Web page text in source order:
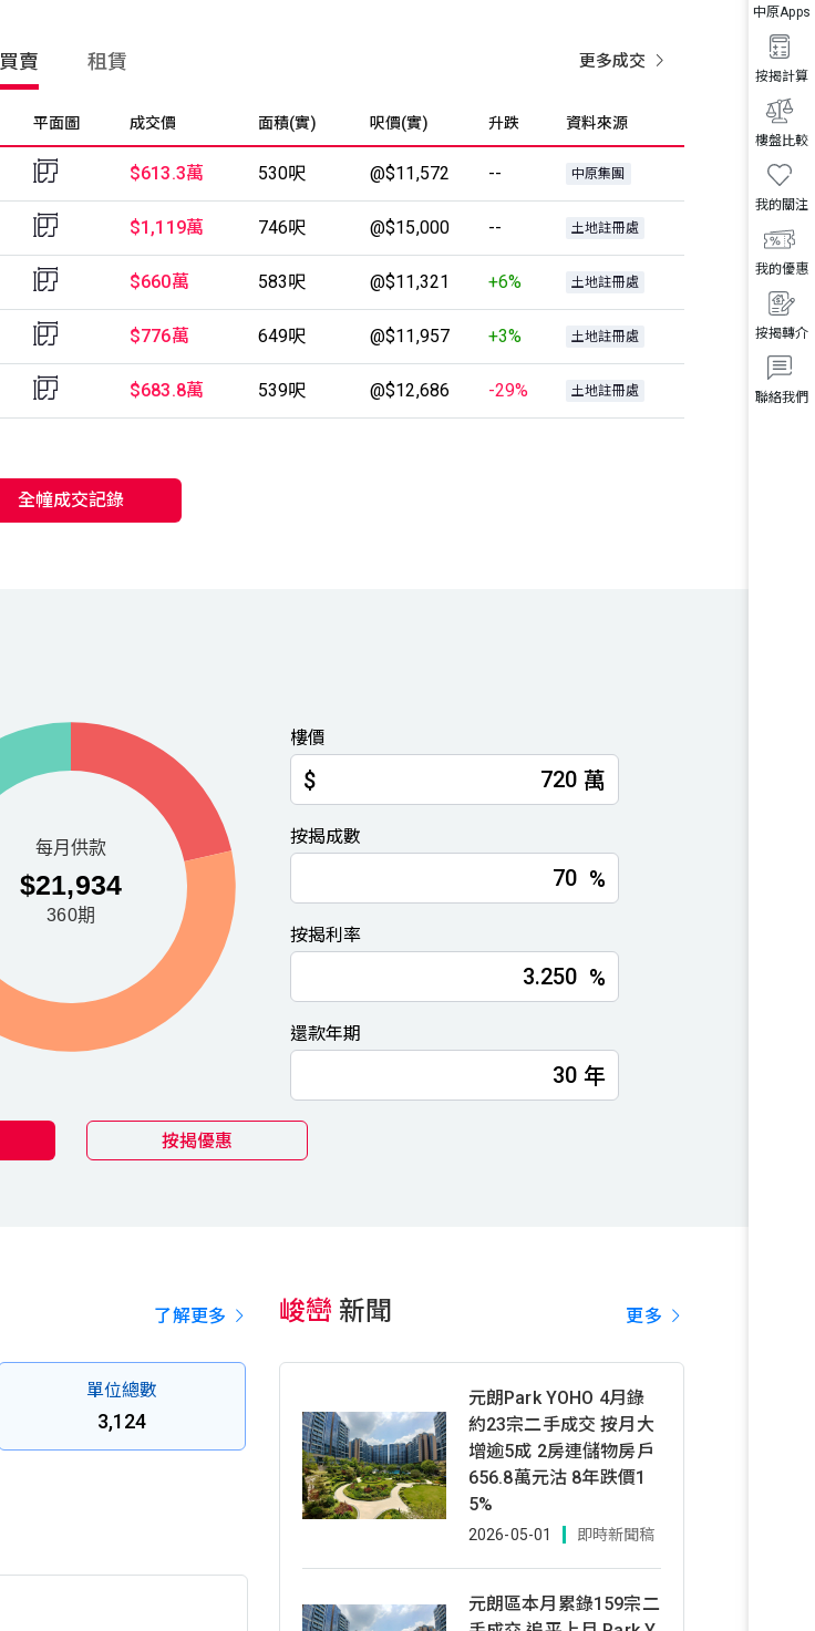
聯絡我們
按揭轉介
我的優惠
我的關注
樓盤比較
按揭計算
中原Apps
買賣 租賃 更多成交
平面圖 成交價 面積(實) 呎價(實) 升跌 資料來源
$613.3萬 530呎 @$11,572 -- 中原集團
$1,119萬 746呎 @$15,000 -- 土地註冊處
$660萬 583呎 @$11,321 +6% 土地註冊處
$776萬 649呎 @$11,957 +3% 土地註冊處
$683.8萬 539呎 @$12,686 -29% 土地註冊處
全幢成交記錄
樓價
$ 萬
按揭成數
%
按揭利率
%
還款年期
年
按揭優惠
了解更多
單位總數
3,124
峻巒 新聞 更多
元朗Park YOHO 4月錄
約23宗二手成交 按月大
增逾5成 2房連儲物房戶
656.8萬元沽 8年跌價1
5%
2026-05-01 即時新聞稿
元朗區本月累錄159宗二